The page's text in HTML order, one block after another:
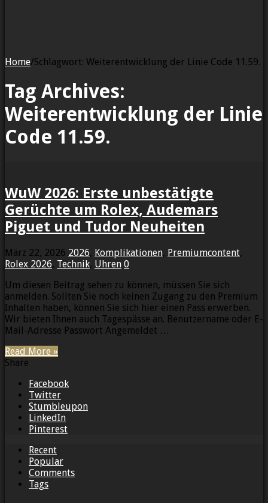
Home/Schlagwort: Weiterentwicklung der Linie Code 11.59.
Tag Archives:
Weiterentwicklung der Linie
Code 11.59.
WuW 2026: Erste unbestätigte
Gerüchte um Rolex, Audemars
Piguet und Tudor Neuheiten
März 22, 2026 2026, Komplikationen, Premiumcontent,
Rolex 2026, Technik, Uhren 0
Um diesen Beitrag sehen zu können, müssen Sie sich
anmelden. Sollten Sie noch keinen Zugang zu den Premium
Inhalten haben, können Sie sich hier einen Pass erwerben.
Wir bieten Ihnen auch Tagespässe an. Benutzername oder E-
Mail-Adresse Passwort Angemeldet …
Read More »
Share
Facebook
Twitter
Stumbleupon
LinkedIn
Pinterest
Recent
Popular
Comments
Tags